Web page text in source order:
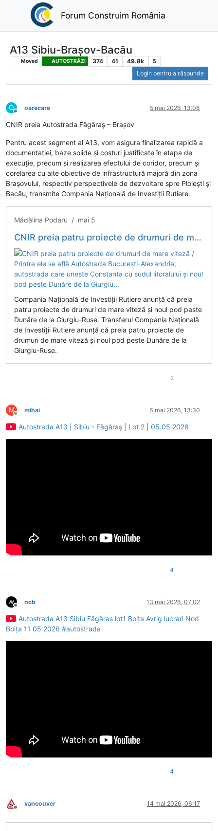
Forum Construim România
A13 Sibiu-Brașov-Bacău
Moved AUTOSTRĂZI 374 41 49.8k
5
Login pentru a răspunde
O
Deconectat
oarecare 5 mai 2026, 13:08
CNIR preia Autostrada Făgăraș – Brașov
Pentru acest segment al A13, vom asigura finalizarea rapidă a
documentației, baze solide și costuri justificate în etapa de
execuție, precum și realizarea efectului de coridor, precum și
corelarea cu alte obiective de infrastructură majoră din zona
Brașovului, respectiv perspectivele de dezvoltare spre Ploiești și
Bacău, transmite Compania Națională de Investiții Rutiere.
Mădălina Podaru / mai 5
CNIR preia patru proiecte de drumuri de mare viteză / Printre ele se află Autostrada București-Alexandria, autostrada care unește Constanta cu sudul litoralului și noul pod peste Dunăre de la Giurgiu...
Compania Națională de Investiții Rutiere anunță că preia
patru proiecte de drumuri de mare viteză și noul pod peste
Dunăre de la Giurgiu-Ruse. Transferul Compania Națională
de Investiții Rutiere anunță că preia patru proiecte de
drumuri de mare viteză și noul pod peste Dunăre de la
Giurgiu-Ruse.
2
M
Conectat
mihai 6 mai 2026, 13:30
Autostrada A13 | Sibiu - Făgăraș | Lot 2 | 05.05.2026
4
Deconectat
ncb 13 mai 2026, 07:02
Autostrada A13 Sibiu Făgăraș lot1 Boița Avrig lucrari Nod
Boița 11 05 2026 #autostrada
4
Deconectat
vancouver 14 mai 2026, 06:17